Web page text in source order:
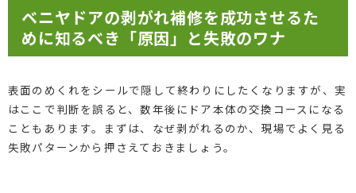
ベニヤドアの剥がれ補修を成功させるた
めに知るべき「原因」と失敗のワナ
表面のめくれをシールで隠して終わりにしたくなりますが、実
はここで判断を誤ると、数年後にドア本体の交換コースになる
こともあります。まずは、なぜ剥がれるのか、現場でよく見る
失敗パターンから押さえておきましょう。